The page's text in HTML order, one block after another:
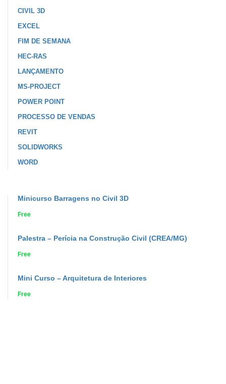
CIVIL 3D
EXCEL
FIM DE SEMANA
HEC-RAS
LANÇAMENTO
MS-PROJECT
POWER POINT
PROCESSO DE VENDAS
REVIT
SOLIDWORKS
WORD
Minicurso Barragens no Civil 3D
Free
Palestra – Perícia na Construção Civil (CREA/MG)
Free
Mini Curso – Arquitetura de Interiores
Free